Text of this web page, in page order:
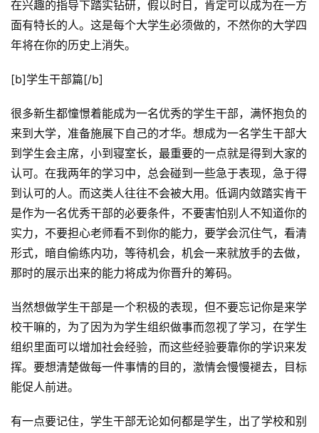
在兴趣的指导下踏实钻研，假以时日，肯定可以成为在一方
面有特长的人。这是每个大学生必须做的，不然你的大学四
年将在你的历史上消失。
[b]学生干部篇[/b]
很多新生都憧憬着能成为一名优秀的学生干部，满怀抱负的
来到大学，准备施展下自己的才华。想成为一名学生干部大
到学生会主席，小到寝室长，最重要的一点就是得到大家的
认可。在我两年的学习中，总会碰到一些急于表现，急于得
到认可的人。而这类人往往不会被大用。低调内敛踏实肯干
是作为一名优秀干部的必要条件，不要害怕别人不知道你的
实力，不要担心老师看不到你的能力，要学会沉住气，看清
形式，暗自偷练内功，等待机会，机会一来就放手的去做，
那时的展示出来的能力将成为你晋升的筹码。
当然想做学生干部是一个积极的表现，但不要忘记你是来学
校干嘛的，为了因为为学生组织做事而忽视了学习，在学生
组织里面可以增加社会经验，而这些经验要靠你的学识来发
挥。要想清楚做每一件事情的目的，激情会慢慢褪去，目标
能促人前进。
有一点要记住，学生干部无论如何都是学生，出了学校和别